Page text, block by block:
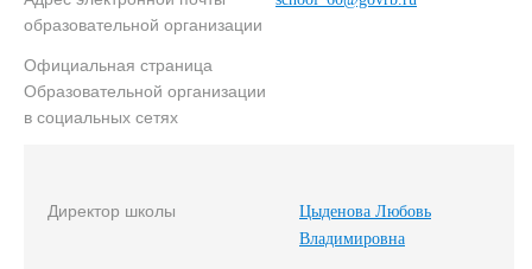
образовательной организации
Официальная страница
Образовательной организации
в социальных сетях
Директор школы
Цыденова Любовь
Владимировна